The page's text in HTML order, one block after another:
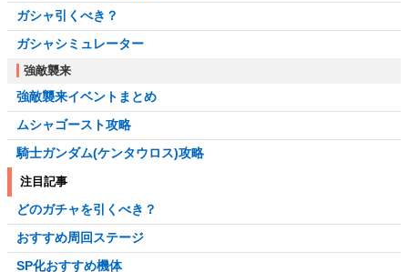
ガシャ引くべき？
ガシャシミュレーター
強敵襲来
強敵襲来イベントまとめ
ムシャゴースト攻略
騎士ガンダム(ケンタウロス)攻略
注目記事
どのガチャを引くべき？
おすすめ周回ステージ
SP化おすすめ機体